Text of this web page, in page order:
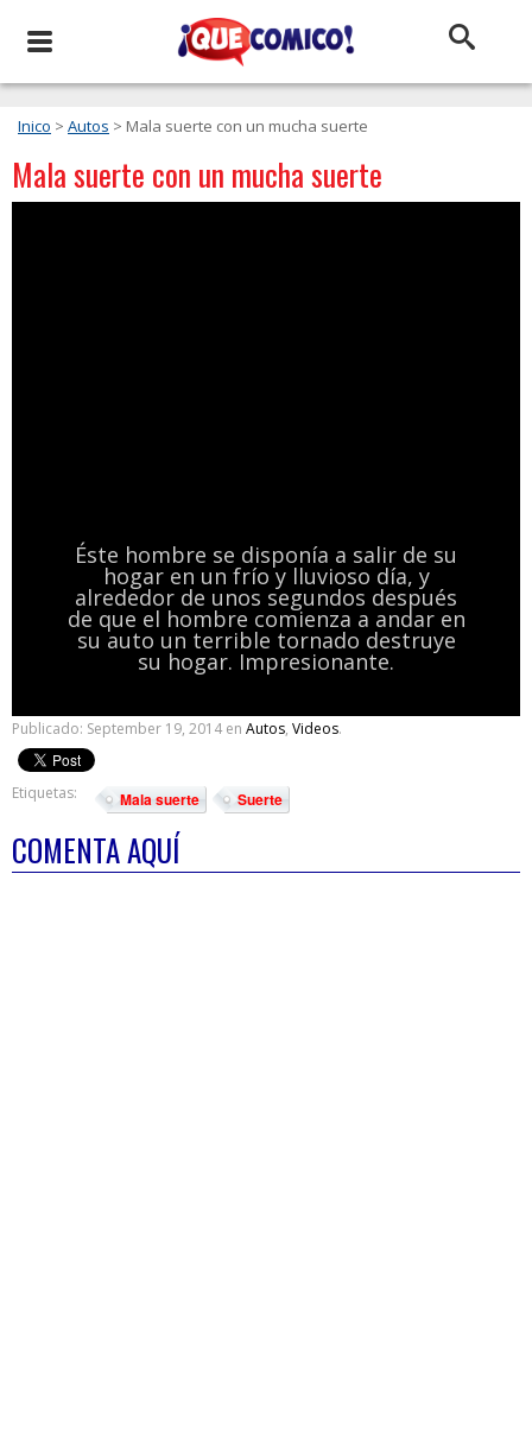
Inico > Autos > Mala suerte con un mucha suerte
Mala suerte con un mucha suerte
Éste hombre se disponía a salir de su
hogar en un frío y lluvioso día, y
alrededor de unos segundos después
de que el hombre comienza a andar en
su auto un terrible tornado destruye
su hogar. Impresionante.
Publicado: September 19, 2014 en Autos, Videos.
Etiquetas: Mala suerte Suerte
COMENTA AQUÍ